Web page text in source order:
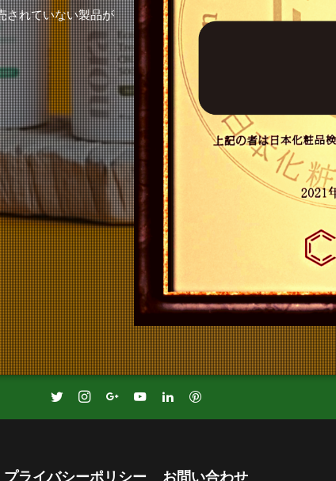
されていない製品が
プライバシーポリシー お問い合わせ